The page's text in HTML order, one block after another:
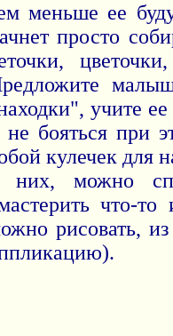
меньше ее
просто
учите
не бояться при
кулечек для
них, можно
что-
рисовать, из